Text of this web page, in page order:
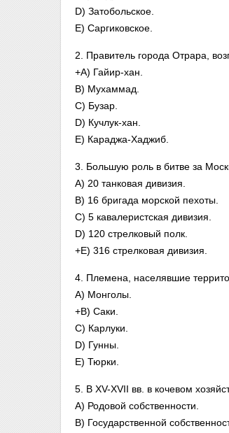
D) Затобольское.
E) Саргиковское.
2. Правитель города Отрара,
+A) Гайир-хан.
B) Мухаммад.
C) Бузар.
D) Кучлук-хан.
E) Караджа-Хаджиб.
3. Большую роль в битве за
A) 20 танковая дивизия.
B) 16 бригада морской пехоты.
C) 5 кавалеристская дивизия.
D) 120 стрелковый полк.
+E) 316 стрелковая дивизия.
4. Племена, населявшие
A) Монголы.
+B) Саки.
C) Карлуки.
D) Гунны.
E) Тюрки.
5. В XV-XVII вв. в кочевом
A) Родовой собственности.
B) Государственной